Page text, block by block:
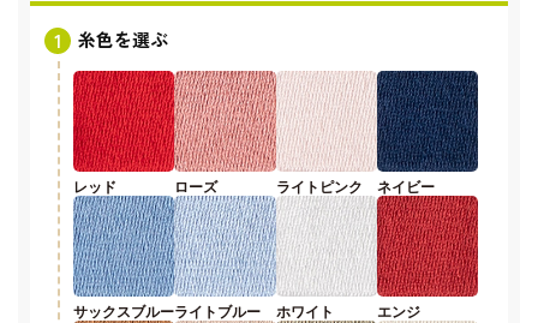
糸色を選ぶ
レッド ローズ ライトピンク ネイビー
サックスブルーライトブルー ホワイト エンジ